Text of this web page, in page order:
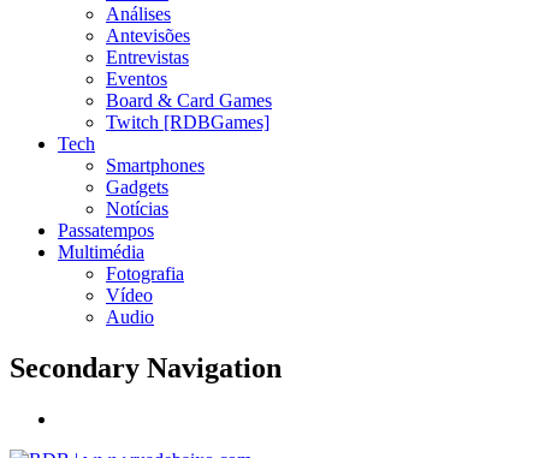
Análises
Antevisões
Entrevistas
Eventos
Board & Card Games
Twitch [RDBGames]
Tech
Smartphones
Gadgets
Notícias
Passatempos
Multimédia
Fotografia
Vídeo
Audio
Secondary Navigation